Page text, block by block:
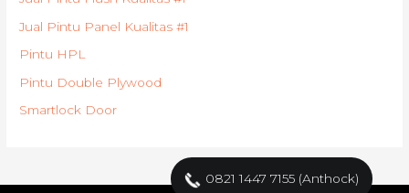
0821 1447 7155 (Anthock)
Jual Pintu Panel Kualitas #1
Pintu HPL
Pintu Double Plywood
Smartlock Door